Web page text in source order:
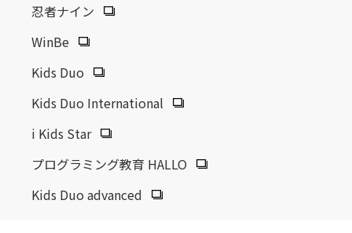
忍者ナイン
WinBe
Kids Duo
Kids Duo International
i Kids Star
プログラミング教育 HALLO
Kids Duo advanced